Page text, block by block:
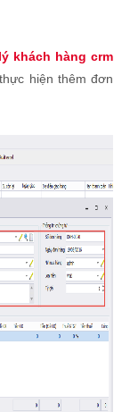
khách hàng crm
hiện thêm đơn